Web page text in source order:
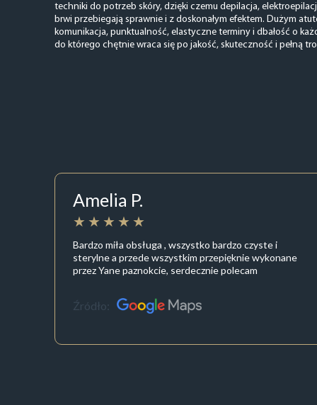
techniki do potrzeb skóry, dzięki czemu depilacja,
brwi przebiegają sprawnie i z doskonałym efektem. Dużym
komunikacja, punktualność, elastyczne terminy i dbałość o
do którego chętnie wraca się po jakość, skuteczność i pełną
Amelia P.
Bardzo miła obsługa , wszystko bardzo czyste i
sterylne a przede wszystkim przepięknie wykonane
przez Yane paznokcie, serdecznie polecam
Źródło: